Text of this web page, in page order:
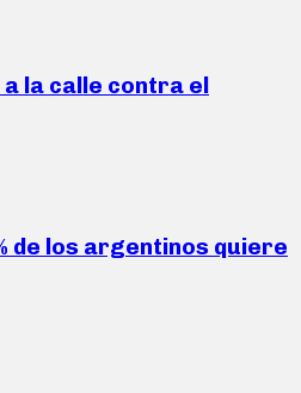
la calle contra el
de los argentinos quiere